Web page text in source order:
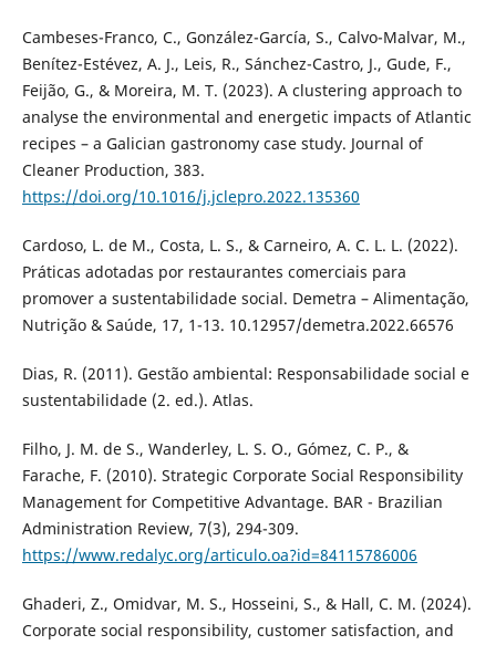
Cambeses-Franco, C., González-García, S., Calvo-Malvar, M.,
Benítez-Estévez, A. J., Leis, R., Sánchez-Castro, J., Gude, F.,
Feijão, G., & Moreira, M. T. (2023). A clustering approach to
analyse the environmental and energetic impacts of Atlantic
recipes – a Galician gastronomy case study. Journal of
Cleaner Production, 383.
https://doi.org/10.1016/j.jclepro.2022.135360
Cardoso, L. de M., Costa, L. S., & Carneiro, A. C. L. L. (2022).
Práticas adotadas por restaurantes comerciais para
promover a sustentabilidade social. Demetra – Alimentação,
Nutrição & Saúde, 17, 1-13. 10.12957/demetra.2022.66576
Dias, R. (2011). Gestão ambiental: Responsabilidade social e
sustentabilidade (2. ed.). Atlas.
Filho, J. M. de S., Wanderley, L. S. O., Gómez, C. P., &
Farache, F. (2010). Strategic Corporate Social Responsibility
Management for Competitive Advantage. BAR - Brazilian
Administration Review, 7(3), 294-309.
https://www.redalyc.org/articulo.oa?id=84115786006
Ghaderi, Z., Omidvar, M. S., Hosseini, S., & Hall, C. M. (2024).
Corporate social responsibility, customer satisfaction, and